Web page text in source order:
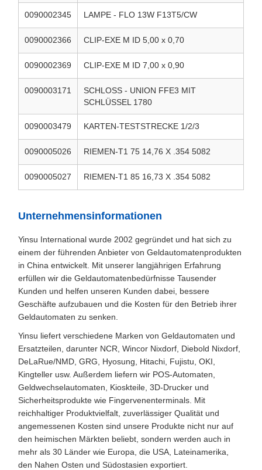
0090002345 LAMPE - FLO 13W F13T5/CW
0090002366 CLIP-EXE M ID 5,00 x 0,70
0090002369 CLIP-EXE M ID 7,00 x 0,90
0090003171
SCHLOSS - UNION FFE3 MIT
SCHLÜSSEL 1780
0090003479 KARTEN-TESTSTRECKE 1/2/3
0090005026 RIEMEN-T1 75 14,76 X .354 5082
0090005027 RIEMEN-T1 85 16,73 X .354 5082
Unternehmensinformationen
Yinsu International wurde 2002 gegründet und hat sich zu
einem der führenden Anbieter von Geldautomatenprodukten
in China entwickelt. Mit unserer langjährigen Erfahrung
erfüllen wir die Geldautomatenbedürfnisse Tausender
Kunden und helfen unseren Kunden dabei, bessere
Geschäfte aufzubauen und die Kosten für den Betrieb ihrer
Geldautomaten zu senken.
Yinsu liefert verschiedene Marken von Geldautomaten und
Ersatzteilen, darunter NCR, Wincor Nixdorf, Diebold Nixdorf,
DeLaRue/NMD, GRG, Hyosung, Hitachi, Fujistu, OKI,
Kingteller usw. Außerdem liefern wir POS-Automaten,
Geldwechselautomaten, Kioskteile, 3D-Drucker und
Sicherheitsprodukte wie Fingervenenterminals. Mit
reichhaltiger Produktvielfalt, zuverlässiger Qualität und
angemessenen Kosten sind unsere Produkte nicht nur auf
den heimischen Märkten beliebt, sondern werden auch in
mehr als 30 Länder wie Europa, die USA, Lateinamerika,
den Nahen Osten und Südostasien exportiert.